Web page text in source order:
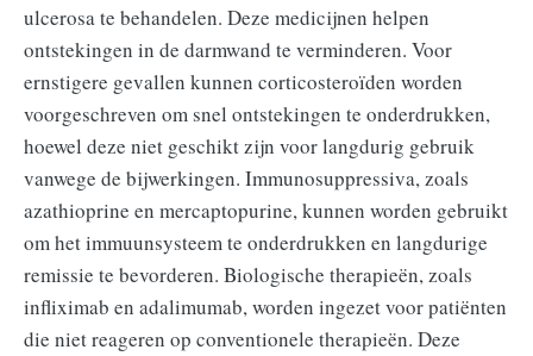
ulcerosa te behandelen. Deze medicijnen helpen
ontstekingen in de darmwand te verminderen. Voor
ernstigere gevallen kunnen corticosteroïden worden
voorgeschreven om snel ontstekingen te onderdrukken,
hoewel deze niet geschikt zijn voor langdurig gebruik
vanwege de bijwerkingen. Immunosuppressiva, zoals
azathioprine en mercaptopurine, kunnen worden gebruikt
om het immuunsysteem te onderdrukken en langdurige
remissie te bevorderen. Biologische therapieën, zoals
infliximab en adalimumab, worden ingezet voor patiënten
die niet reageren op conventionele therapieën. Deze